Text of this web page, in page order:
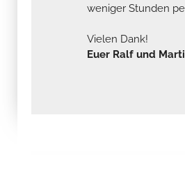
weniger Stunden
Vielen Dank!
Euer Ralf und